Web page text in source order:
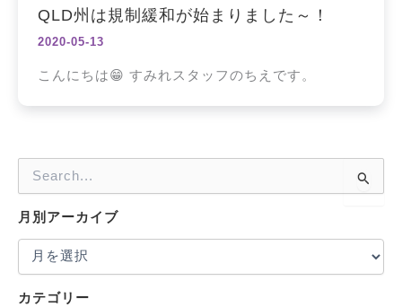
QLD州は規制緩和が始まりました～！
2020-05-13
こんにちは😁 すみれスタッフのちえです。
索
対
月別アーカイブ
カテゴリー